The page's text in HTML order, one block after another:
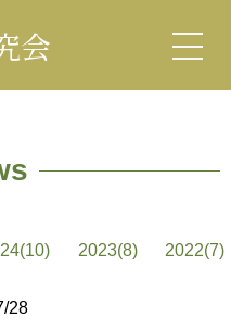
会
中医薬研究会
28
2023(8) 2022(7)